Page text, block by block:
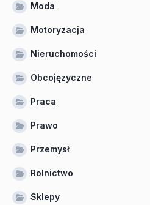
Moda
Motoryzacja
Nieruchomości
Obcojęzyczne
Praca
Prawo
Przemysł
Rolnictwo
Sklepy